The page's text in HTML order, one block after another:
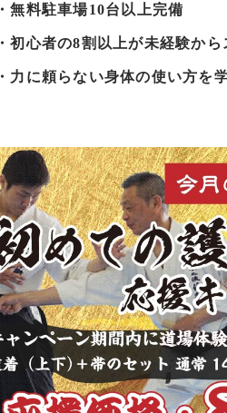
・無料駐車場10台以上完備
・初心者の8割以上が未経験から
・力に頼らない身体の使い方を